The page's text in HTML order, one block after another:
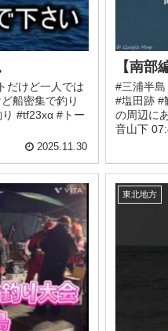
だけど一人では
船密集で釣り
#tf23xα #トー
2025.11.30
【南部
#三浦半
#塩田跡 #
の周辺に
音山下
東北地方